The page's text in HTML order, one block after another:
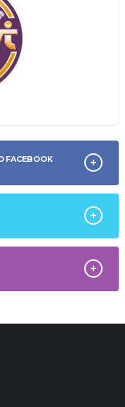
FACEBOOK